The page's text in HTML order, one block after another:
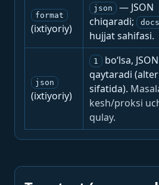
format
(ixtiyoriy)
json
— JSON
chiqaradi;
docs
hujjat sahifasi.
json
(ixtiyoriy)
1
bo‘lsa, JSON
qaytaradi
sifatida).
kesh/proksi
qulay.